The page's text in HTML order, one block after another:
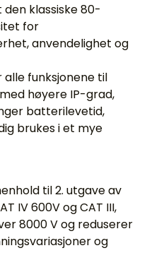
klassiske 80-
for
anvendelighet og
alle funksjonene til
høyere IP-grad,
batterilevetid,
brukes i et mye
til 2. utgave av
IV 600V og CAT III,
8000 V og reduserer
og